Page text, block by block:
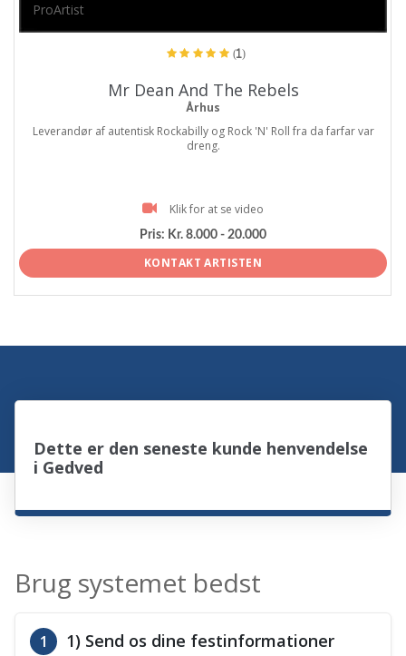
ProArtist
(1)
Mr Dean And The Rebels
Århus
Leverandør af autentisk Rockabilly og Rock 'N' Roll fra da farfar var
dreng.
Klik for at se video
Pris: Kr. 8.000 - 20.000
KONTAKT ARTISTEN
Dette er den seneste kunde henvendelse
i Gedved
Brug systemet bedst
1 1) Send os dine festinformationer